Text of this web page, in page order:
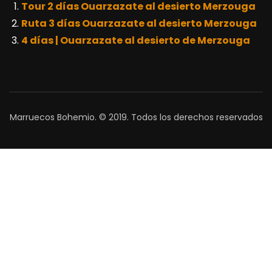
Tour 2 días Ouarzazate al desierto Merzouga
Ruta 3 días Ouarzazate al desierto Merzouga
4 días | Ouarzazate al desierto de Merzouga
Marruecos Bohemio. © 2019. Todos los derechos reservados